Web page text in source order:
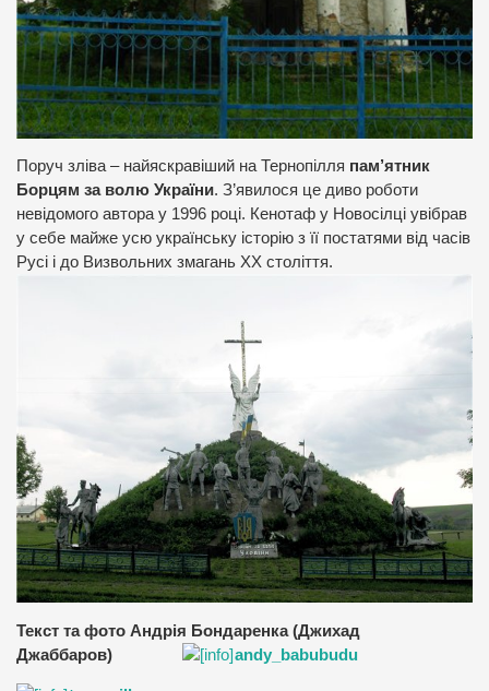
Поруч зліва – найяскравіший на Тернопілля пам’ятник
Борцям за волю України. З’явилося це диво роботи
невідомого автора у 1996 році. Кенотаф у Новосілці увібрав
у себе майже усю українську історію з її постатями від часів
Русі і до Визвольних змагань ХХ століття.
Текст та фото Андрія Бондаренка (Джихад
Джаббаров)
andy_babubudu